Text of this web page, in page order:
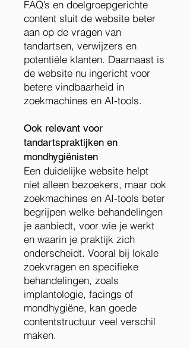
FAQ’s en doelgroepgerichte
content sluit de website beter
aan op de vragen van
tandartsen, verwijzers en
potentiële klanten. Daarnaast is
de website nu ingericht voor
betere vindbaarheid in
zoekmachines en AI-tools.
Ook relevant voor
tandartspraktijken en
mondhygiënisten
Een duidelijke website helpt
niet alleen bezoekers, maar ook
zoekmachines en AI-tools beter
begrijpen welke behandelingen
je aanbiedt, voor wie je werkt
en waarin je praktijk zich
onderscheidt. Vooral bij lokale
zoekvragen en specifieke
behandelingen, zoals
implantologie, facings of
mondhygiëne, kan goede
contentstructuur veel verschil
maken.